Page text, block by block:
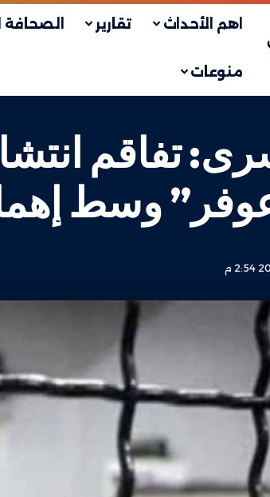
اهم الأحداث تقارير الصحافة
منوعات
تفاقم
وسط